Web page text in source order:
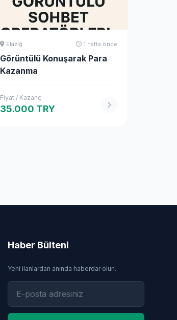
Elazığ 1 hafta önce
Görüntülü Konuşarak Para
Kazanma
Fiyat / Kazanç
35.000 TRY
Haber Bülteni
Yeni ilanlardan anında haberdar olun.